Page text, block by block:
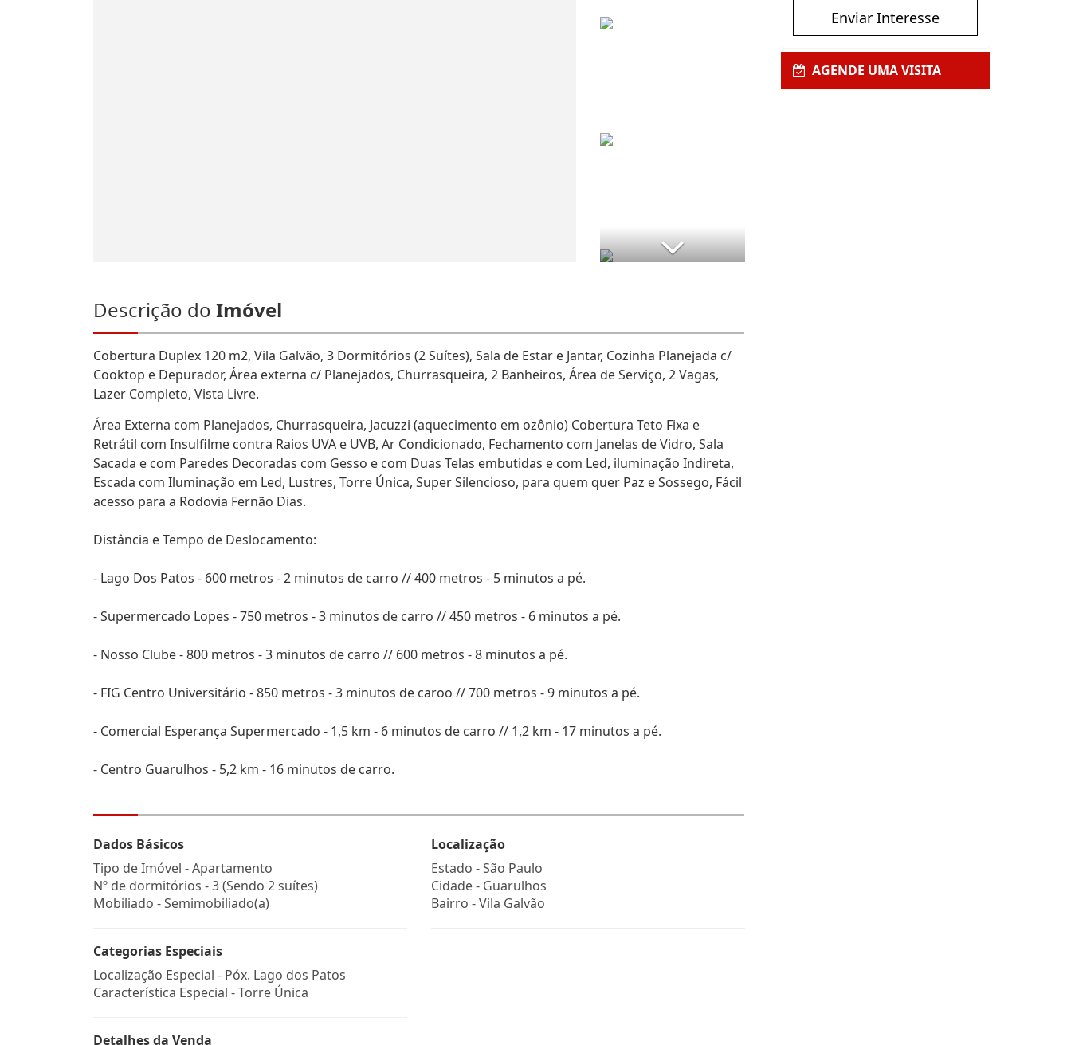
Descrição do Imóvel
Cobertura Duplex 120 m2, Vila Galvão, 3 Dormitórios (2 Suítes), Sala de Estar e Jantar, Cozinha Planejada c/
Cooktop e Depurador, Área externa c/ Planejados, Churrasqueira, 2 Banheiros, Área de Serviço, 2 Vagas,
Lazer Completo, Vista Livre.
Área Externa com Planejados, Churrasqueira, Jacuzzi (aquecimento em ozônio) Cobertura Teto Fixa e
Retrátil com Insulfilme contra Raios UVA e UVB, Ar Condicionado, Fechamento com Janelas de Vidro, Sala
Sacada e com Paredes Decoradas com Gesso e com Duas Telas embutidas e com Led, iluminação Indireta,
Escada com Iluminação em Led, Lustres, Torre Única, Super Silencioso, para quem quer Paz e Sossego, Fácil
acesso para a Rodovia Fernão Dias.
Distância e Tempo de Deslocamento:
- Lago Dos Patos - 600 metros - 2 minutos de carro // 400 metros - 5 minutos a pé.
- Supermercado Lopes - 750 metros - 3 minutos de carro // 450 metros - 6 minutos a pé.
- Nosso Clube - 800 metros - 3 minutos de carro // 600 metros - 8 minutos a pé.
- FIG Centro Universitário - 850 metros - 3 minutos de caroo // 700 metros - 9 minutos a pé.
- Comercial Esperança Supermercado - 1,5 km - 6 minutos de carro // 1,2 km - 17 minutos a pé.
- Centro Guarulhos - 5,2 km - 16 minutos de carro.
Dados Básicos
Tipo de Imóvel - Apartamento
Nº de dormitórios - 3 (Sendo 2 suítes)
Mobiliado - Semimobiliado(a)
Categorias Especiais
Localização Especial - Póx. Lago dos Patos
Característica Especial - Torre Única
Detalhes da Venda
Localização
Estado -São Paulo
Cidade - Guarulhos
Bairro -Vila Galvão
Enviar Interesse
AGENDE UMA VISITA